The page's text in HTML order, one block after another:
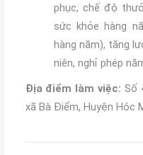
phục, chế độ
sức khỏe hàng
hàng năm), tăng
niên, nghỉ phép
Địa điểm làm việc: Số
xã Bà Điểm, Huyện Hóc